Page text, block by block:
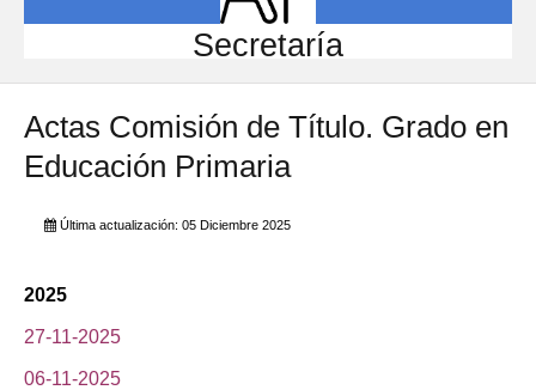
INVESTIGACIÓN
INTERNACIONAL
Directorio FCCE
Secretaría
Actas Comisión de Título. Grado en
Educación Primaria
Última actualización: 05 Diciembre 2025
2025
27-11-2025
06-11-2025